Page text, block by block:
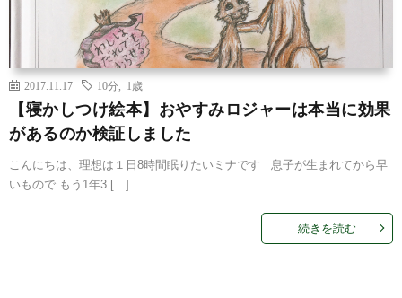
2017.11.17 10分 1歳
【寝かしつけ絵本】おやすみロジャーは本当に効果
があるのか検証しました
こんにちは、理想は１日8時間眠りたいミナです 息子が生まれてから早
いもので もう1年3 […]
続きを読む